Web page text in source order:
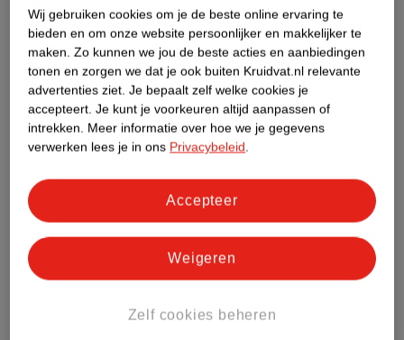
Etiketinformatie
Nature Impact Score
Dit product heeft (nog) geen Nature
Impact Score.
Meer informatie
Bestel & Bezorginformatie
Wij gebruiken cookies om je de beste online ervaring te
bieden en om onze website persoonlijker en makkelijker te
maken. Zo kunnen we jou de beste acties en aanbiedingen
tonen en zorgen we dat je ook buiten Kruidvat.nl relevante
advertenties ziet. Je bepaalt zelf welke cookies je
accepteert. Je kunt je voorkeuren altijd aanpassen of
intrekken. Meer informatie over hoe we je gegevens
verwerken lees je in ons Privacybeleid.
Zelf cookies beheren
Weigeren
Accepteer